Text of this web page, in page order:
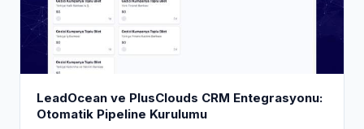
LeadOcean ve PlusClouds CRM Entegrasyonu:
Otomatik Pipeline Kurulumu